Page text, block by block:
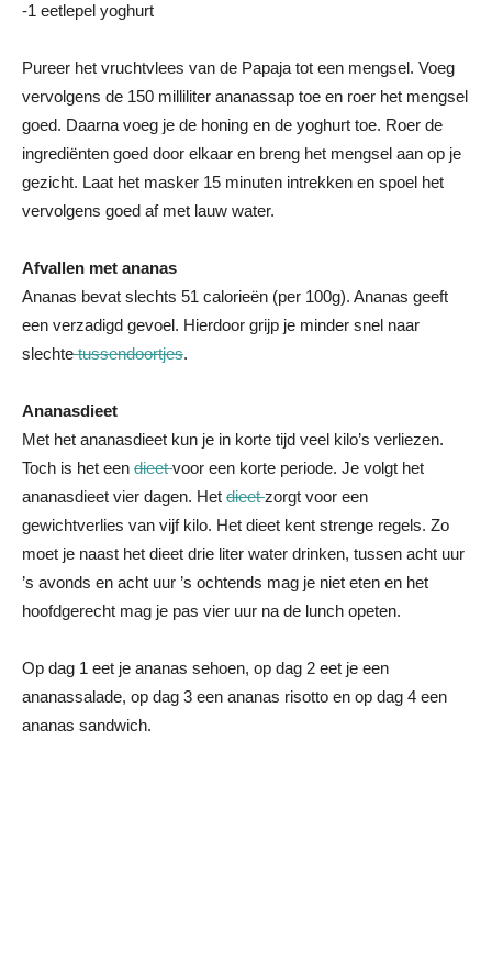
-1 eetlepel yoghurt
Pureer het vruchtvlees van de Papaja tot een mengsel. Voeg
vervolgens de 150 milliliter ananassap toe en roer het mengsel
goed. Daarna voeg je de honing en de yoghurt toe. Roer de
ingrediënten goed door elkaar en breng het mengsel aan op je
gezicht. Laat het masker 15 minuten intrekken en spoel het
vervolgens goed af met lauw water.
Afvallen met ananas
Ananas bevat slechts 51 calorieën (per 100g). Ananas geeft
een verzadigd gevoel. Hierdoor grijp je minder snel naar
slechtetussendoortjes.
Ananasdieet
Met het ananasdieet kun je in korte tijd veel kilo’s verliezen.
Toch is het een dieetvoor een korte periode. Je volgt het
ananasdieet vier dagen. Het dieetzorgt voor een
gewichtverlies van vijf kilo. Het dieet kent strenge regels. Zo
moet je naast het dieet drie liter water drinken, tussen acht uur
’s avonds en acht uur ’s ochtends mag je niet eten en het
hoofdgerecht mag je pas vier uur na de lunch opeten.
Op dag 1 eet je ananas sehoen, op dag 2 eet je een
ananassalade, op dag 3 een ananas risotto en op dag 4 een
ananas sandwich.